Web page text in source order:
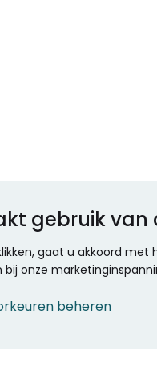
gebruik van
gaat u akkoord
onze
beheren